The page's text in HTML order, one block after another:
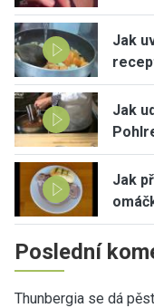
Jak
Jak
Jak
Poslední
Thunbergia se dá